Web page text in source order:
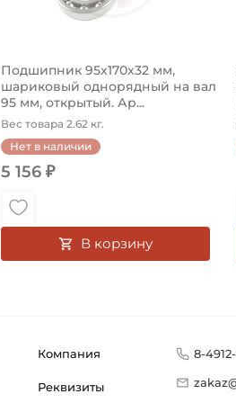
Подшипник 95х170х32 мм,
шариковый однорядный на вал
95 мм, открытый. Ар...
Вес товара 2.62 кг.
Нет в наличии
5 156 ₽
В корзину
Компания
Реквизиты
8-